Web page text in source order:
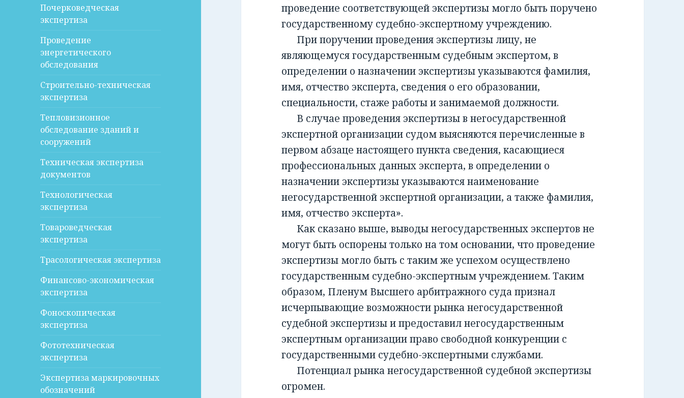
Почерковедческая
экспертиза
Проведение
энергетического
обследования
Строительно-техническая
экспертиза
Тепловизионное
обследование зданий и
сооружений
Техническая экспертиза
документов
Технологическая
экспертиза
Товароведческая
экспертиза
Трасологическая экспертиза
Финансово-экономическая
экспертиза
Фоноскопическая
экспертиза
Фототехническая
экспертиза
Экспертиза маркировочных
обозначений
проведение соответствующей экспертизы могло быть поручено
государственному судебно-экспертному учреждению.
При поручении проведения экспертизы лицу, не
являющемуся государственным судебным экспертом, в
определении о назначении экспертизы указываются фамилия,
имя, отчество эксперта, сведения о его образовании,
специальности, стаже работы и занимаемой должности.
В случае проведения экспертизы в негосударственной
экспертной организации судом выясняются перечисленные в
первом абзаце настоящего пункта сведения, касающиеся
профессиональных данных эксперта, в определении о
назначении экспертизы указываются наименование
негосударственной экспертной организации, а также фамилия,
имя, отчество эксперта».
Как сказано выше, выводы негосударственных экспертов не
могут быть оспорены только на том основании, что проведение
экспертизы могло быть с таким же успехом осуществлено
государственным судебно-экспертным учреждением. Таким
образом, Пленум Высшего арбитражного суда признал
исчерпывающие возможности рынка негосударственной
судебной экспертизы и предоставил негосударственным
экспертным организации право свободной конкуренции с
государственными судебно-экспертными службами.
Потенциал рынка негосударственной судебной экспертизы
огромен.